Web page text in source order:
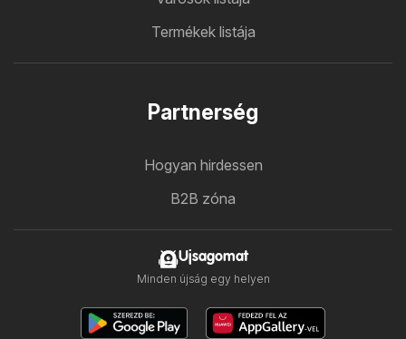
Termékek listája
Partnerség
Hogyan hirdessen
B2B zóna
Ujsagomat
Minden újság egy helyen